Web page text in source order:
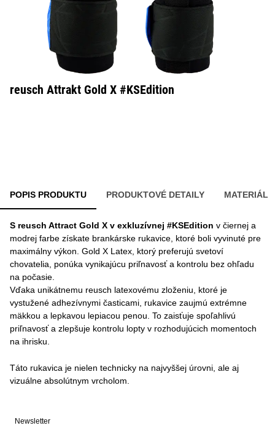
reusch Attrakt Gold X #KSEdition
POPIS PRODUKTU PRODUKTOVÉ DETAILY MATERIÁL
S reusch Attract Gold X v exkluzívnej #KSEdition v čiernej a
modrej farbe získate brankárske rukavice, ktoré boli vyvinuté pre
maximálny výkon. Gold X Latex, ktorý preferujú svetoví
chovatelia, ponúka vynikajúcu priľnavosť a kontrolu bez ohľadu
na počasie.
Vďaka unikátnemu reusch latexovému zloženiu, ktoré je
vystužené adhezívnymi časticami, rukavice zaujmú extrémne
mäkkou a lepkavou lepiacou penou. To zaisťuje spoľahlivú
priľnavosť a zlepšuje kontrolu lopty v rozhodujúcich momentoch
na ihrisku.
Táto rukavica je nielen technicky na najvyššej úrovni, ale aj
vizuálne absolútnym vrcholom.
Newsletter